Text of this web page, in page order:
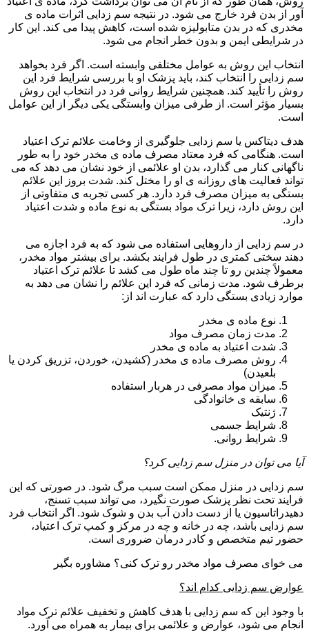
آور از بدن فرد خارج می شود. در نتیجه سم زدایی اثرات ماده ی
مخدری که در بدن متابولیزه شده است، کاهش پیدا می کند. این کار
در شرایطی ایمن و بدون خطر انجام می شود.
انتخاب این روش به عوامل مختلفی وابسته است. اگر فرد بخواهد
سم زدایی را انتخاب کند، باید پزشک او با بررسی شرایط فرد این
روش را تأیید کند. همچنین شرایط روانی فرد در انتخاب این روش
بسیار مؤثر است. از طرفی میزان وابستگی یکی دیگر از این عوامل
است.
هدف دیتاکس یا سم زدایی جلوگیری از وخامت علائم ترک اعتیاد
است. هنگامی که فرد معتاد مصرف ماده ی مخدر خود را به طور
ناگهانی کنار می گذارد، بدن او علائمی از خود نشان می دهد که می
تواند فعالیت های روزانه ی او را مختل کند. شدت بروز این علائم
بستگی به میزان مصرف فرد دارد. هر کسی تجربه ی متفاوتی از
این روش دارد، زیرا ترک مواد بستگی به نوع ماده و شدت اعتیاد
دارد.
در سم زدایی از داروهایی استفاده می شود که به فرد اجازه می
دهند سختی کمتری در طول فرایند بکشد. برای بیشتر مواد مخدر،
معمولاً چندین رو تا چند ماه طول می کشد تا علائم ترک اعتیاد
برطرف شود. مدت زمانی که فرد این علائم را نشان می دهد به
موارد زیادی بستگی دارد که عبارت اند از:
نوع ماده ی مخدر
مدت زمان مصرف مواد
شدت اعتیاد به ماده ی مخدر
روش مصرف ماده ی مخدر (کشیدن، خوردن، تزریق کردن یا
بلعیدن)
میزان مواد مصرفی در هربار استفاده
سابقه ی خانوادگی
ژنتیک
شرایط جسمی
شرایط روانی.
آیا می توان در منزل سم زدایی کرد؟
سم زدایی در منزل ممکن است سبب مرگ شود. در صورتی که این
فرایند تحت نظر پزشک صورت نگیرد، می تواند سبب تسنج،
دهیدراتاسیون یا از دست دادن آب بدن و شوک شود. اگر انتخاب فرد
سم زدایی باشد، چه در خانه و چه در مرکز و کمپ ترک اعتیاد،
حضور تیم متخصص و کادر درمان ضروری است.
می خوای مصرف مواد مخدر رو ترک کنی؟ مشاوره بگیر
عوارض سم زدایی کدام اند؟
با وجود این که سم زدایی با هدف کاهش و تخفیف علائم ترک مواد
انجام می شود، عوارض و علائمی برای بیمار به همراه می آورد.